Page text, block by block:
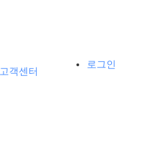
로그인
고객센터